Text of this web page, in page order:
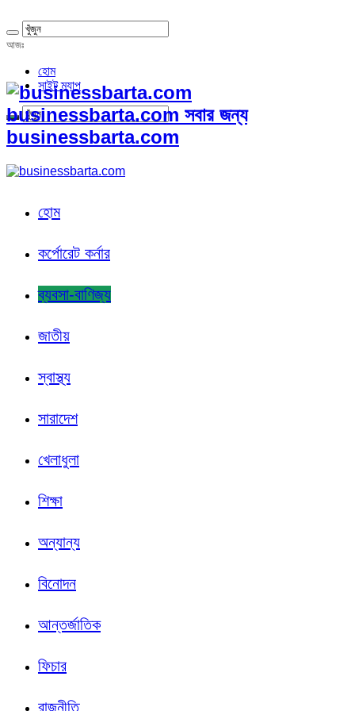
আজঃ
হোম
সাইট ম্যাপ
businessbarta.com সবার জন্য
businessbarta.com
হোম
কর্পোরেট কর্নার
ব্যবসা-বাণিজ্য
জাতীয়
স্বাস্থ্য
সারাদেশ
খেলাধুলা
শিক্ষা
অন্যান্য
বিনোদন
আন্তর্জাতিক
ফিচার
রাজনীতি